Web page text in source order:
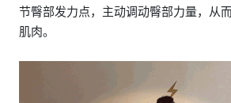
节臀部发力点，主动调动臀部力量，从
肌肉。